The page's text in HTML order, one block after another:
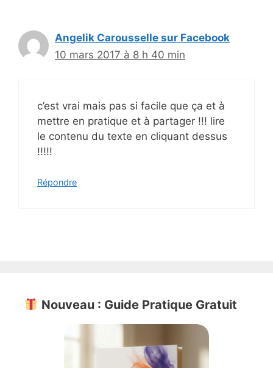
Angelik Carousselle sur Facebook
10 mars 2017 à 8 h 40 min
c’est vrai mais pas si facile que ça et à
mettre en pratique et à partager !!! lire
le contenu du texte en cliquant dessus
!!!!!
Répondre
Nouveau : Guide Pratique Gratuit